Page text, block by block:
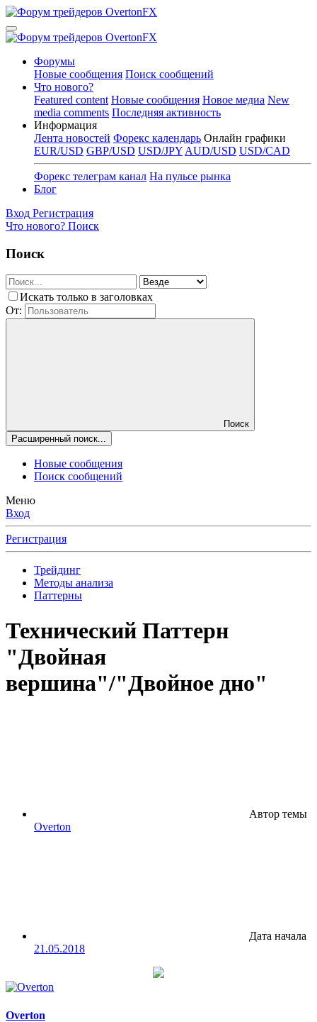
Форумы
Новые сообщения Поиск сообщений
Что нового?
Featured content Новые сообщения Новое медиа New
media comments Последняя активность
Информация
Лента новостей Форекс календарь Онлайн графики
EUR/USD GBP/USD USD/JPY AUD/USD USD/CAD
Форекс телеграм канал На пульсе рынка
Блог
Вход Регистрация
Что нового? Поиск
Поиск
Искать только в заголовках
От:
Поиск
Расширенный поиск...
Новые сообщения
Поиск сообщений
Меню
Вход
Регистрация
Трейдинг
Методы анализа
Паттерны
Технический Паттерн
"Двойная
вершина"/"Двойное дно"
Автор темы
Overton
Дата начала
21.05.2018
Overton